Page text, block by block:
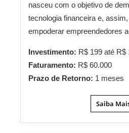
nasceu com o objetivo de
tecnologia financeira e,
empoderar empreendedores
Investimento: R$ 199 até R$
Faturamento: R$ 60.000
Prazo de Retorno: 1 meses
Saiba